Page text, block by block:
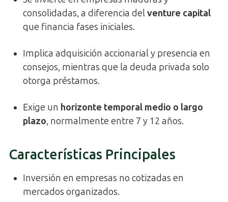
consolidadas, a diferencia delventure capital
que financia fases iniciales.
Implica adquisición accionarial y presencia en
consejos, mientras que la deuda privada solo
otorga préstamos.
Exige un horizonte temporal medio o largo
plazo, normalmente entre 7 y 12 años.
Características Principales
Inversión en empresas no cotizadas en
mercados organizados.